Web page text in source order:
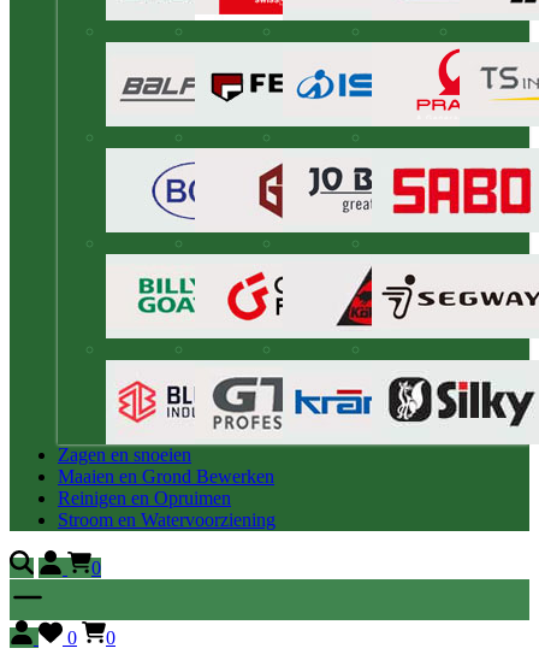
Zagen en snoeien
Maaien en Grond Bewerken
Reinigen en Opruimen
Stroom en Watervoorziening
0
0
0